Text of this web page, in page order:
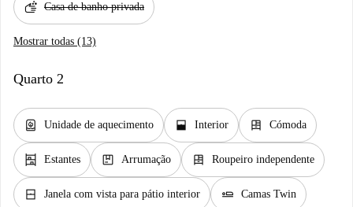
soap Casa de banho privada
Mostrar todas (13)
Quarto 2
water_heater Unidade de aquecimento window_open Interior dresser Cómoda
shelves Estantes package Arrumação dresser Roupeiro independente
window_closed Janela com vista para pátio interior airline_seat_flat Camas Twin